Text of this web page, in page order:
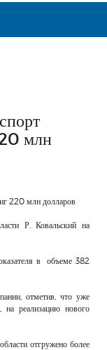
млн
220 млн долларов
Р. Ковальский на
в объеме 382
отметив, что уже
на реализацию нового
отгружено более